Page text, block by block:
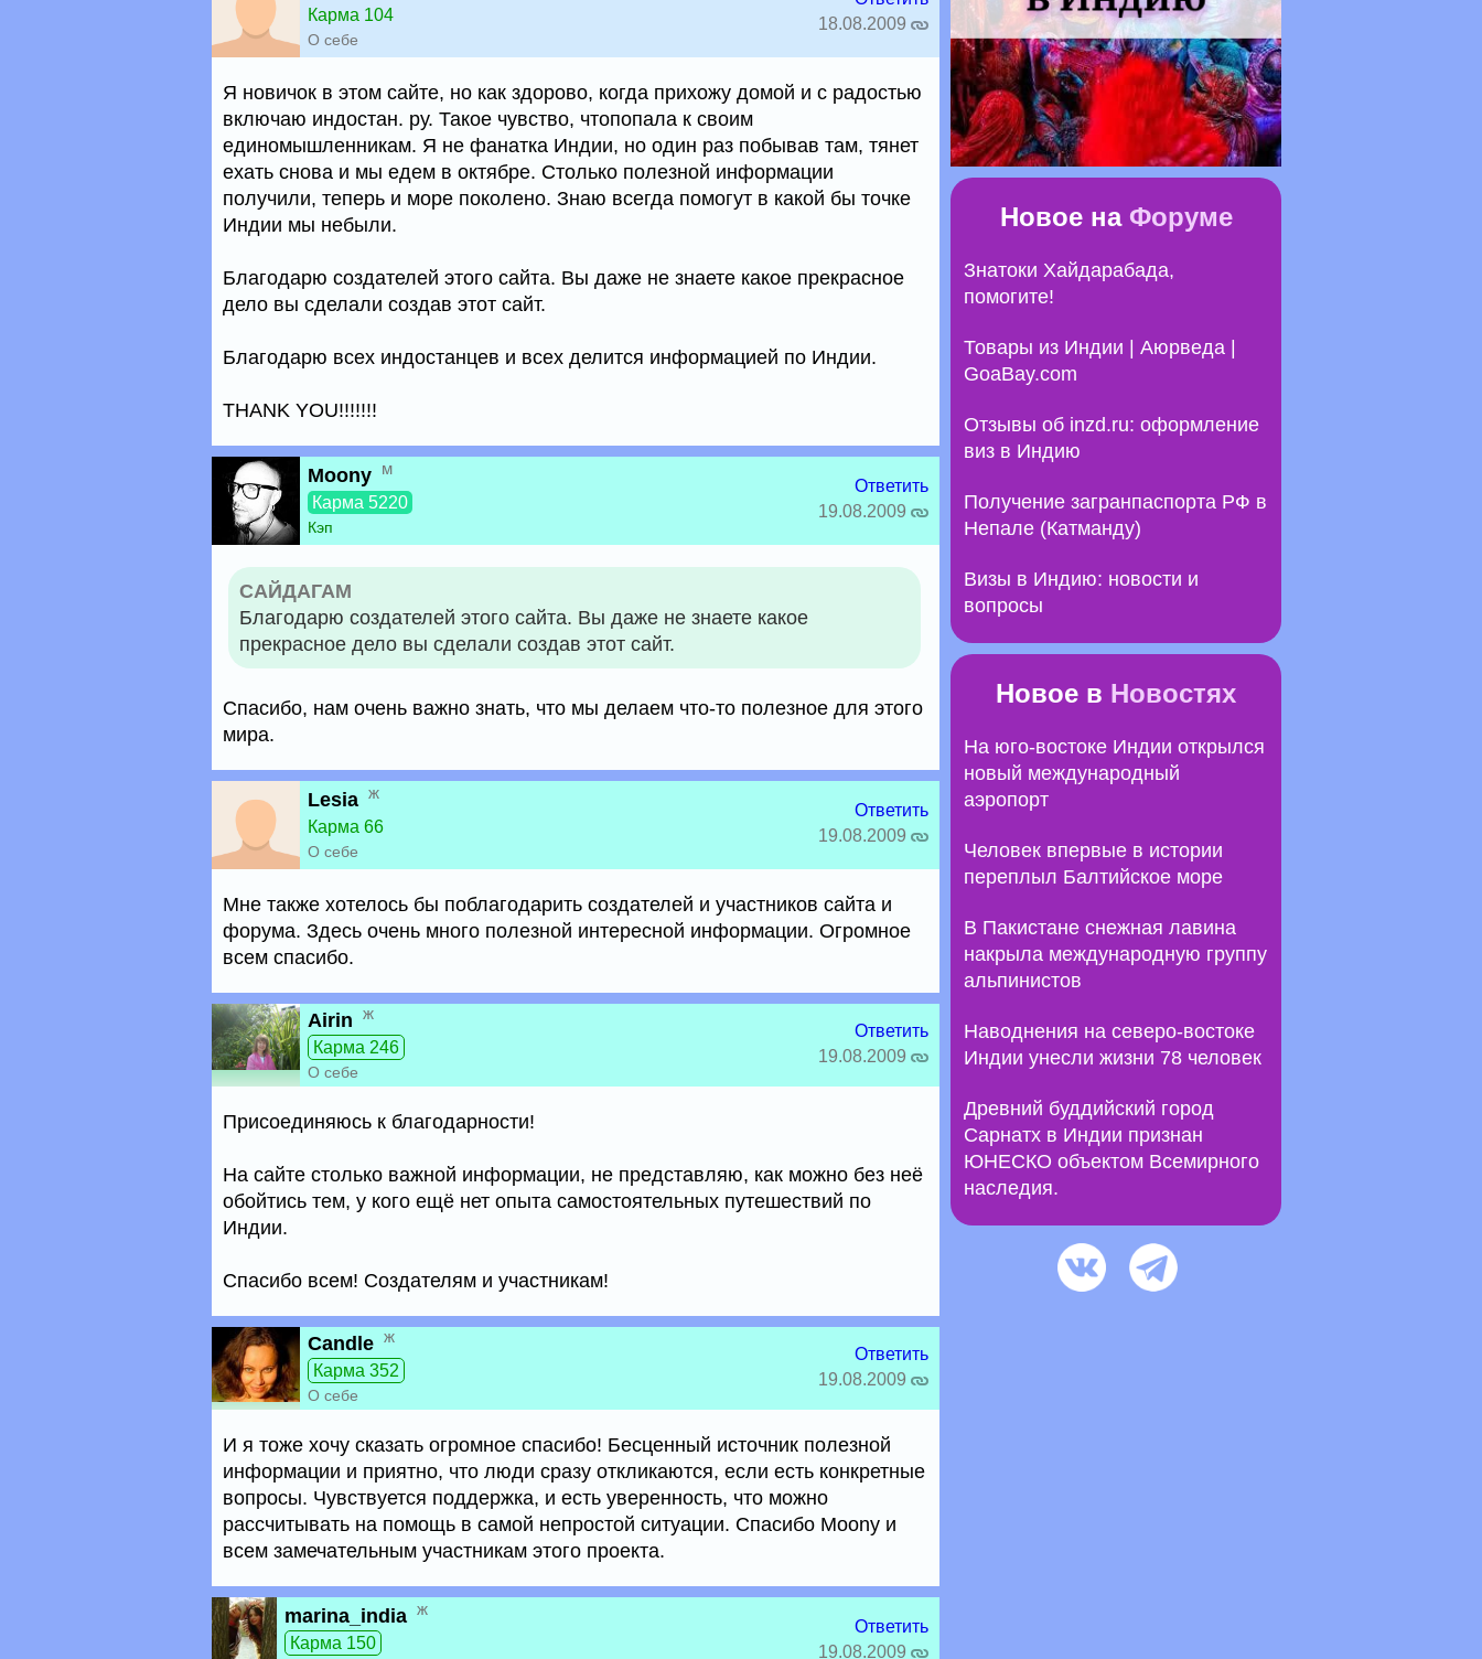
Карма 104
О себе
18.08.2009
Я новичок в этом сайте, но как здорово, когда прихожу домой и с радостью
включаю индостан. ру. Такое чувство, чтопопала к своим
единомышленникам. Я не фанатка Индии, но один раз побывав там, тянет
ехать снова и мы едем в октябре. Столько полезной информации
получили, теперь и море поколено. Знаю всегда помогут в какой бы точке
Индии мы небыли.
Благодарю создателей этого сайта. Вы даже не знаете какое прекрасное
дело вы сделали создав этот сайт.
Благодарю всех индостанцев и всех делится информацией по Индии.
THANK YOU!!!!!!!
Moony м
Карма 5220
Кэп
Ответить
19.08.2009
САЙДАГАМ
Благодарю создателей этого сайта. Вы даже не знаете какое
прекрасное дело вы сделали создав этот сайт.
Спасибо, нам очень важно знать, что мы делаем что-то полезное для этого
мира.
Lesia ж
Карма 66
О себе
Ответить
19.08.2009
Мне также хотелось бы поблагодарить создателей и участников сайта и
форума. Здесь очень много полезной интересной информации. Огромное
всем спасибо.
Airin ж
Карма 246
О себе
Ответить
19.08.2009
Присоединяюсь к благодарности!
На сайте столько важной информации, не представляю, как можно без неё
обойтись тем, у кого ещё нет опыта самостоятельных путешествий по
Индии.
Спасибо всем! Создателям и участникам!
Candle ж
Карма 352
О себе
Ответить
19.08.2009
И я тоже хочу сказать огромное спасибо! Бесценный источник полезной
информации и приятно, что люди сразу откликаются, если есть конкретные
вопросы. Чувствуется поддержка, и есть уверенность, что можно
рассчитывать на помощь в самой непростой ситуации. Спасибо Moony и
всем замечательным участникам этого проекта.
marina_india ж
Карма 150
Ответить
19.08.2009
Новое на Форуме
Знатоки Хайдарабада,
помогите!
Товары из Индии | Аюрведа |
GoaBay.com
Отзывы об inzd.ru: оформление
виз в Индию
Получение загранпаспорта РФ в
Непале (Катманду)
Визы в Индию: новости и
вопросы
Новое в Новостях
На юго-востоке Индии открылся
новый международный
аэропорт
Человек впервые в истории
переплыл Балтийское море
В Пакистане снежная лавина
накрыла международную группу
альпинистов
Наводнения на северо-востоке
Индии унесли жизни 78 человек
Древний буддийский город
Сарнатх в Индии признан
ЮНЕСКО объектом Всемирного
наследия.